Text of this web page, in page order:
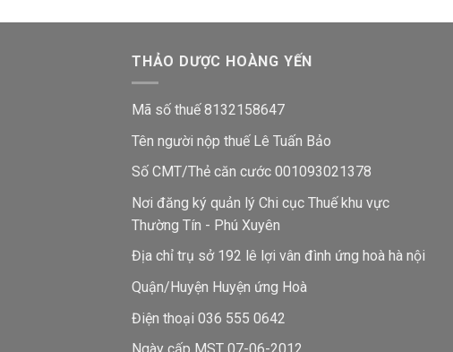
THẢO DƯỢC HOÀNG YẾN
Mã số thuế 8132158647
Tên người nộp thuế Lê Tuấn Bảo
Số CMT/Thẻ căn cước 001093021378
Nơi đăng ký quản lý Chi cục Thuế khu vực
Thường Tín - Phú Xuyên
Địa chỉ trụ sở 192 lê lợi vân đình ứng hoà hà nội
Quận/Huyện Huyện ứng Hoà
Điện thoại 036 555 0642